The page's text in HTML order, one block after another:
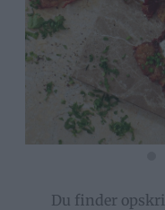
Du finder